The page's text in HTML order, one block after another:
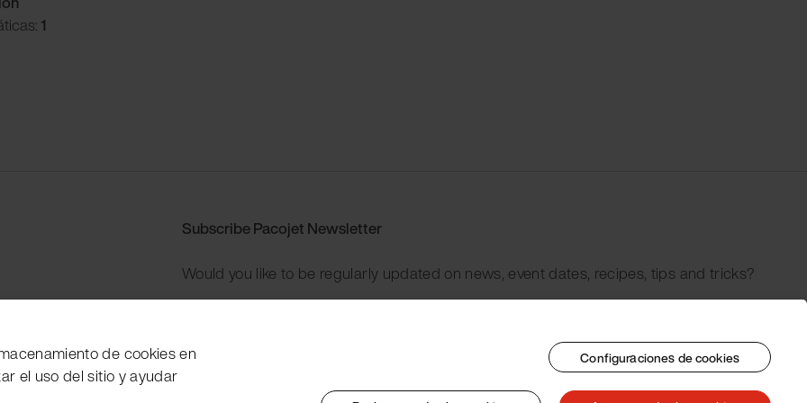
1
Subscribe Pacojet Newsletter
Would you like to be regularly updated on news, event dates, recipes, tips and tricks?
de cookies en
el uso del sitio y ayudar
Configuraciones de cookies